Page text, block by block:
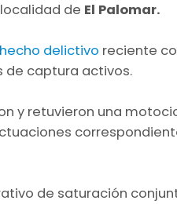
de El Palomar.
hecho delictivo reciente
de captura activos.
y retuvieron una
de saturación